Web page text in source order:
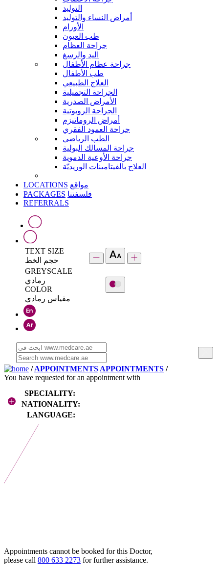
التوليد
أمراض النساء والتوليد
الأورام
طب العيون
جراحة العظام
اليد والرسغ
جراحة عظام الأطفال
طب الأطفال
العلاج الطبيعي
الجراحة التجميلية
الأمراض الصدرية
الجراحة الروبوتية
أمراض الروماتيزم
جراحة العمود الفقري
الطب الرياضي
جراحة المسالك البولية
جراحة الأوعية الدموية
العلاج بالفيتامينات الوريديّة
LOCATIONS مواقع
PACKAGES فلسفتنا
REFERRALS
TEXT SIZE
حجم الخط
GREYSCALE
رمادي
COLOR
مقياس رمادي
/APPOINTMENTS APPOINTMENTS /
You have requested for an appointment with
SPECIALITY:
NATIONALITY:
LANGUAGE:
Appointments cannot be booked for this Doctor,
please call 800 633 2273 for further assistance.